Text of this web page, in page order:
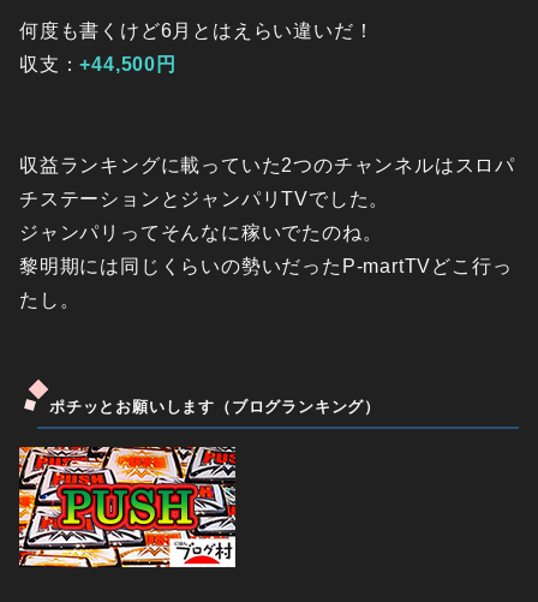
何度も書くけど6月とはえらい違いだ！
収支：+44,500円
収益ランキングに載っていた2つのチャンネルはスロパ
チステーションとジャンパリTVでした。
ジャンパリってそんなに稼いでたのね。
黎明期には同じくらいの勢いだったP-martTVどこ行っ
たし。
ポチッとお願いします（ブログランキング）